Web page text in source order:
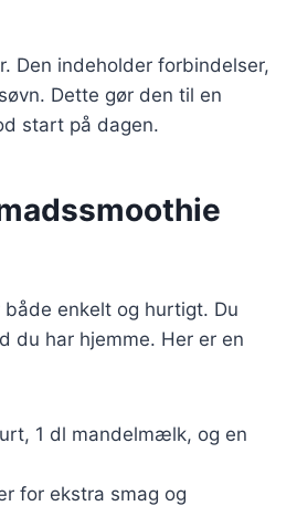
Den indeholder forbindelser,
Dette gør den til en
start på dagen.
enkelt og hurtigt. Du
du har hjemme. Her er en
1 dl mandelmælk, og en
for ekstra smag og